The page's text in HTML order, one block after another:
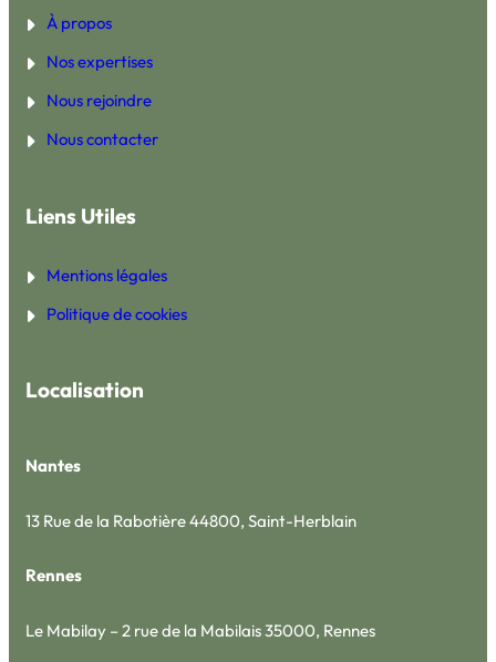
À propos
Nos expertises
Nous rejoindre
Nous contacter
Liens Utiles
Mentions légales
Politique de cookies
Localisation
Nantes
13 Rue de la Rabotière 44800, Saint-Herblain
Rennes
Le Mabilay – 2 rue de la Mabilais 35000, Rennes